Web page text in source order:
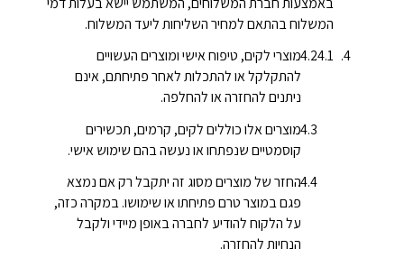
המשלוח בהתאם למחיר השליחות ליעד המשלוח.
מוצרי לקים, טיפוח אישי ומוצרים העשויים
להתקלקל או להתכלות לאחר פתיחתם, אינם
ניתנים להחזרה או להחלפה.
מוצרים אלו כוללים לקים, קרמים, תכשירים
קוסמטיים שנפתחו או נעשה בהם שימוש אישי.
החזר של מוצרים מסוג זה יתקבל רק אם נמצא
פגם במוצר טרם פתיחתו או שימושו. במקרה כזה,
על הלקוח להודיע לחברה באופן מיידי ולקבל
הנחיות להחזרה.